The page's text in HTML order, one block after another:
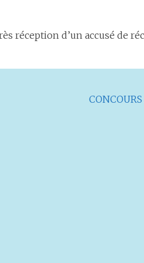
réception d’un accusé de